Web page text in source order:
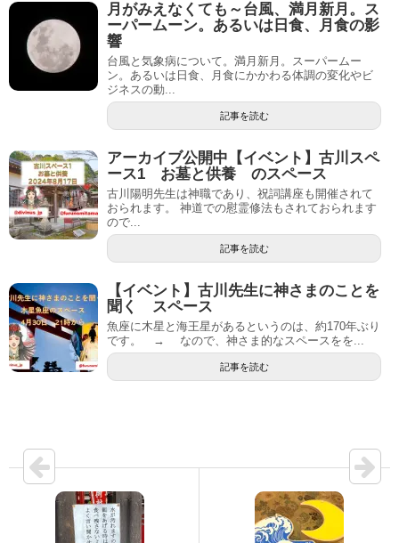
月がみえなくても～台風、満月新月。ス
ーパームーン。あるいは日食、月食の影
響
台風と気象病について。満月新月。スーパームー
ン。あるいは日食、月食にかかわる体調の変化やビ
ジネスの動...
記事を読む
アーカイブ公開中【イベント】古川スペ
ース1 お墓と供養 のスペース
古川陽明先生は神職であり、祝詞講座も開催されて
おられます。 神道での慰霊修法もされておられます
ので...
記事を読む
【イベント】古川先生に神さまのことを
聞く スペース
魚座に木星と海王星があるというのは、約170年ぶり
です。 → なので、神さま的なスペースをを...
記事を読む